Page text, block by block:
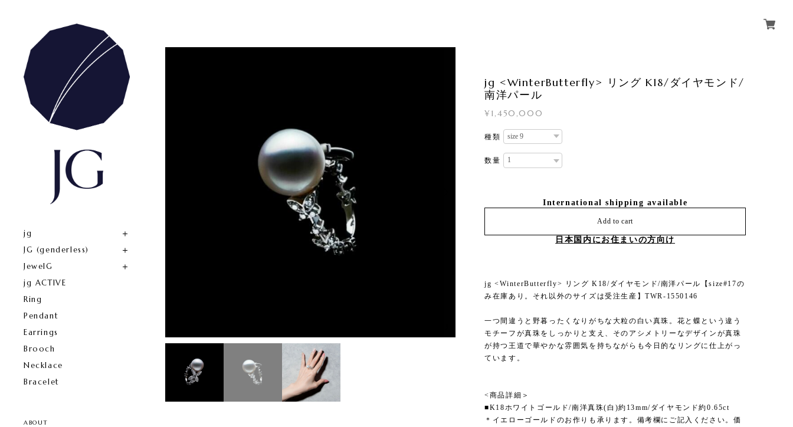
jg
JG (genderless)
JewelG
jg ACTIVE
Ring
Pendant
Earrings
Brooch
Necklace
Bracelet
ABOUT
jg <WinterButterfly> リング K18/ダイヤモンド/
南洋パール
¥1,450,000
種類
数量
International shipping available
Add to cart
日本国内にお住まいの方向け
jg <WinterButterfly> リング K18/ダイヤモンド/南洋パール【size#17の
み在庫あり。それ以外のサイズは受注生産】TWR-1550146
一つ間違うと野暮ったくなりがちな大粒の白い真珠。花と蝶という違う
モチーフが真珠をしっかりと支え、そのアシメトリーなデザインが真珠
が持つ王道で華やかな雰囲気を持ちながらも今日的なリングに仕上がっ
ています。
<商品詳細＞
■K18ホワイトゴールド/南洋真珠(白)約13mm/ダイヤモンド約0.65ct
＊イエローゴールドのお作りも承ります。備考欄にご記入ください。価